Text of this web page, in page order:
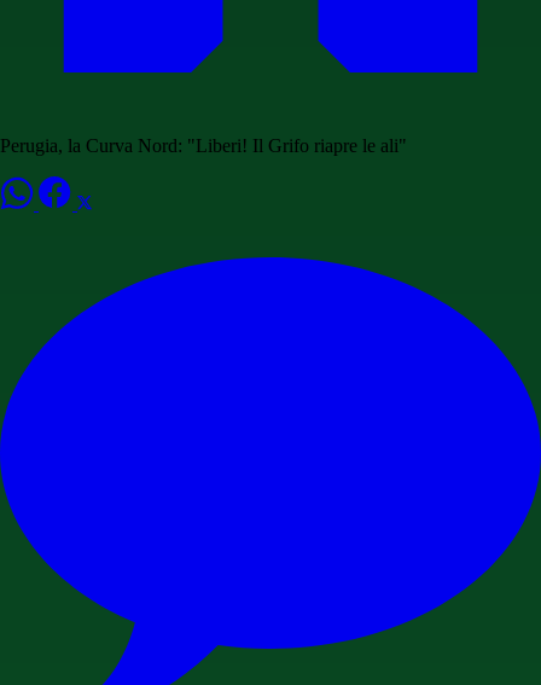
Perugia, la Curva Nord: "Liberi! Il Grifo riapre le ali"